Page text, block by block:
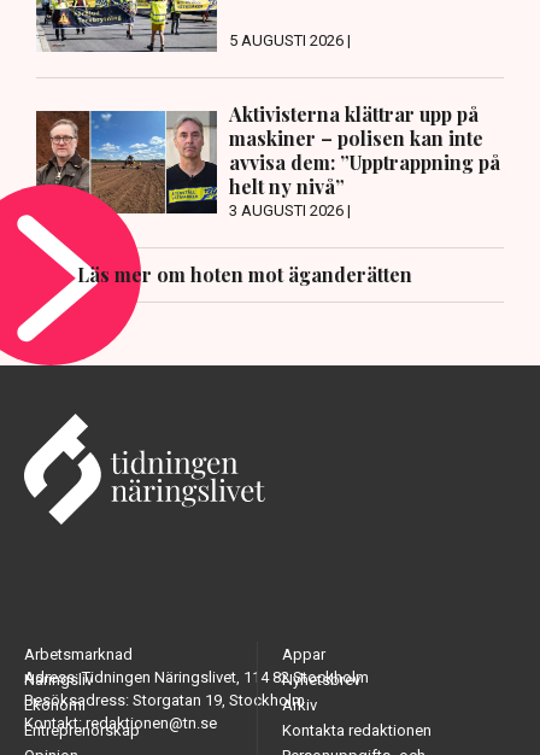
5 AUGUSTI 2026 |
Aktivisterna klättrar upp på
maskiner – polisen kan inte
avvisa dem: ”Upptrappning på
helt ny nivå”
3 AUGUSTI 2026 |
Läs mer om hoten mot äganderätten
Adress: Tidningen Näringslivet, 114 82 Stockholm
Besöksadress: Storgatan 19, Stockholm
Kontakt: redaktionen@tn.se
Arbetsmarknad
Näringsliv
Ekonomi
Entreprenörskap
Appar
Nyhetsbrev
Arkiv
Kontakta redaktionen